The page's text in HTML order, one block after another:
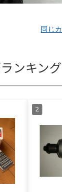
同じ
ンキング